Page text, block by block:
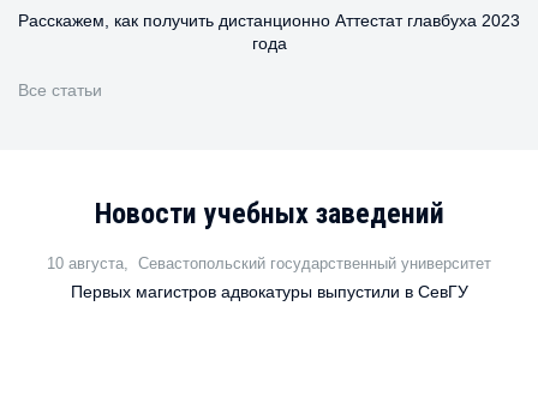
Расскажем, как получить дистанционно Аттестат главбуха 2023
года
Все статьи
Новости учебных заведений
10 августа, Севастопольский государственный университет
Первых магистров адвокатуры выпустили в СевГУ